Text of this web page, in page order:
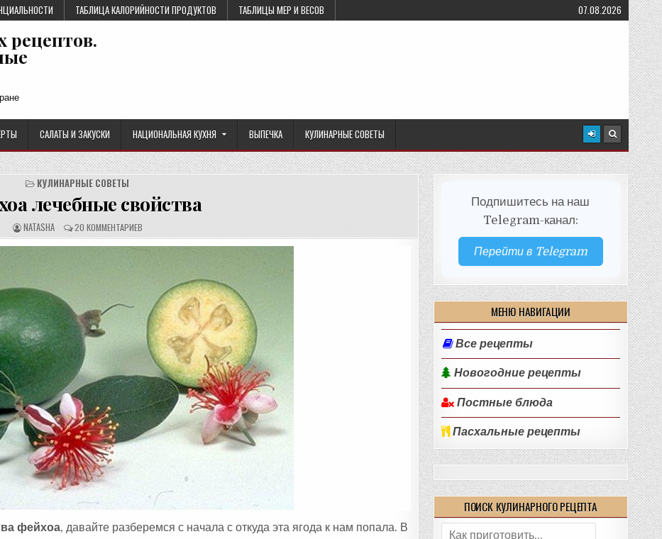
ТАБЛИЦА КАЛОРИЙНОСТИ ПРОДУКТОВ ТАБЛИЦЫ МЕР И ВЕСОВ 07.08.2026
рецептов.
САЛАТЫ И ЗАКУСКИ НАЦИОНАЛЬНАЯ КУХНЯ ВЫПЕЧКА КУЛИНАРНЫЕ СОВЕТЫ
КУЛИНАРНЫЕ СОВЕТЫ
лечебные свойства
А
В
Т
Ц
Т
А
:
NATASHA О
Т
З
20 КОММЕНТАРИЕВ
фейхоа, давайте разберемся с начала с откуда эта ягода к нам попала. В
Подпишитесь на наш
Telegram-канал:
Перейти в Telegram
МЕНЮ НАВИГАЦИИ
Все рецепты
Новогодние рецепты
Постные блюда
Пасхальные рецепты
ПОИСК КУЛИНАРНОГО РЕЦЕПТА
Поиск: